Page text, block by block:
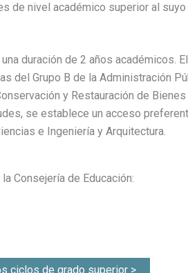
de nivel académico superior al
duración de 2 años
del Grupo B de la Administración
y Restauración de
se establece un acceso
e Ingeniería y Arquitectura.
Consejería de Educación:
ciclos de grado superior >